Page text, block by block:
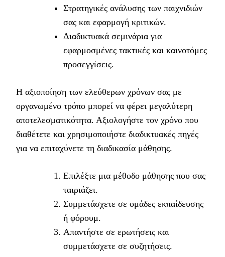
Στρατηγικές ανάλυσης των παιχνιδιών
σας και εφαρμογή κριτικών.
Διαδικτυακά σεμινάρια για
εφαρμοσμένες τακτικές και καινοτόμες
προσεγγίσεις.
Η αξιοποίηση των ελεύθερων χρόνων σας με
οργανωμένο τρόπο μπορεί να φέρει μεγαλύτερη
αποτελεσματικότητα. Αξιολογήστε τον χρόνο που
διαθέτετε και χρησιμοποιήστε διαδικτυακές πηγές
για να επιταχύνετε τη διαδικασία μάθησης.
Επιλέξτε μια μέθοδο μάθησης που σας
ταιριάζει.
Συμμετάσχετε σε ομάδες εκπαίδευσης
ή φόρουμ.
Απαντήστε σε ερωτήσεις και
συμμετάσχετε σε συζητήσεις.